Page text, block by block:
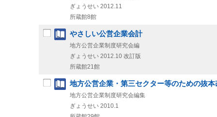
ぎょうせい 2012.11
所蔵館8館
やさしい公営企業会計
地方公営企業制度研究会編
ぎょうせい 2012.10 改訂版
所蔵館21館
地方公営企業・第三セクター等のための抜
地方公営企業制度研究会編集
ぎょうせい 2010.1